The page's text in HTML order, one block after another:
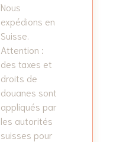
Nous
expédions en
Suisse.
Attention :
des taxes et
droits de
douanes sont
appliqués par
les autorités
suisses pour